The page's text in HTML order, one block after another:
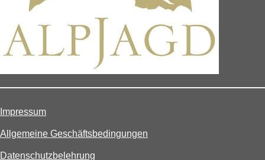
Impressum
Allgemeine Geschäftsbedingungen
Datenschutzbelehrung